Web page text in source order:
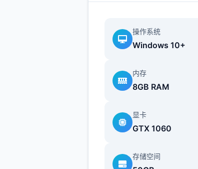
操作系统
Windows 10+
内存
8GB RAM
显卡
GTX 1060
存储空间